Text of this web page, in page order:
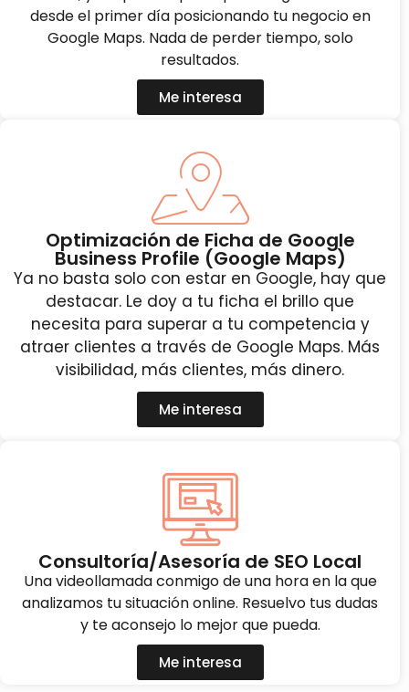
desde el primer día posicionando tu negocio en
Google Maps. Nada de perder tiempo, solo
resultados.
Me interesa
Optimización de Ficha de Google
Business Profile (Google Maps)
Ya no basta solo con estar en Google, hay que
destacar. Le doy a tu ficha el brillo que
necesita para superar a tu competencia y
atraer clientes a través de Google Maps. Más
visibilidad, más clientes, más dinero.
Me interesa
Consultoría/Asesoría de SEO Local
Una videollamada conmigo de una hora en la que
analizamos tu situación online. Resuelvo tus dudas
y te aconsejo lo mejor que pueda.
Me interesa